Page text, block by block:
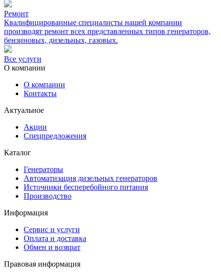
Ремонт
Квалифицированные специалисты нашей компании
производят ремонт всех представленных типов генераторов,
бензиновых, дизельных, газовых.
Все услуги
О компании
О компании
Контакты
Актуальное
Акции
Спецпредложения
Каталог
Генераторы
Автоматизация дизельных генераторов
Источники бесперебойного питания
Производство
Информация
Сервис и услуги
Оплата и доставка
Обмен и возврат
Правовая информация